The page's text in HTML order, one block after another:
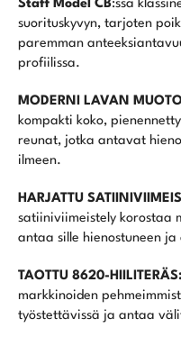
Staff Model CB:ssä
suorituskyvyn, tarjoten
paremman
profiilissa.
MODERNI LAVAN
kompakti koko,
reunat, jotka antavat
ilmeen.
HARJATTU
satiiniviimeistely korostaa
antaa sille hienostuneen
TAOTTU 8620-HIILITERÄS:
markkinoiden
työstettävissä ja antaa